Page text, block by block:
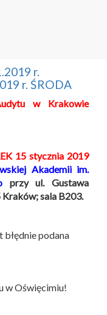
r.
r. ŚRODA
w Krakowie
15 stycznia 2019
Akademii im.
przy ul. Gustawa
sala B203.
podana
w Oświęcimiu!